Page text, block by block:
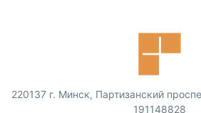
220137 г. Минск, Партизанский
191148828